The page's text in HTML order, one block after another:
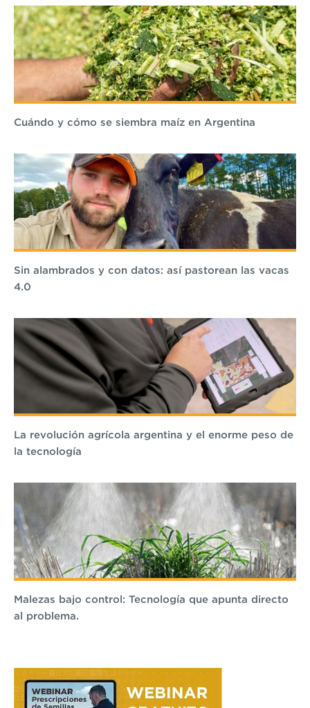
Cuándo y cómo se siembra maíz en Argentina
Sin alambrados y con datos: así pastorean las vacas
4.0
La revolución agrícola argentina y el enorme peso de
la tecnología
Malezas bajo control: Tecnología que apunta directo
al problema.